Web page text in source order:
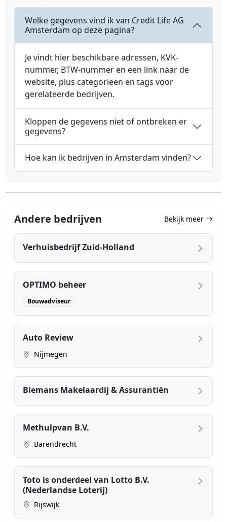
Welke gegevens vind ik van Credit Life AG
Amsterdam op deze pagina?
Je vindt hier beschikbare adressen, KVK-
nummer, BTW-nummer en een link naar de
website, plus categorieën en tags voor
gerelateerde bedrijven.
Kloppen de gegevens niet of ontbreken er
gegevens?
Hoe kan ik bedrijven in Amsterdam vinden?
Andere bedrijven Bekijk meer
Verhuisbedrijf Zuid-Holland
OPTIMO beheer
Bouwadviseur
Auto Review
Nijmegen
Biemans Makelaardij & Assurantiën
Methulpvan B.V.
Barendrecht
Toto is onderdeel van Lotto B.V.
(Nederlandse Loterij)
Rijswijk